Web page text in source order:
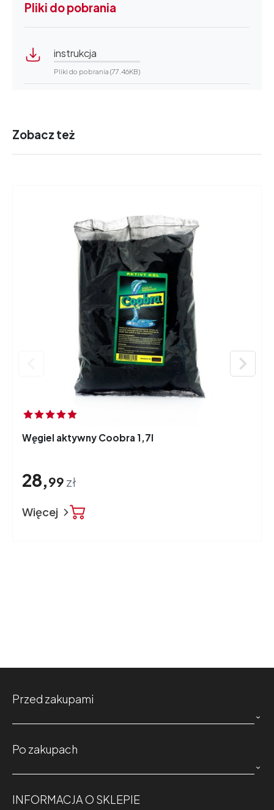
Pliki do pobrania
instrukcja
Pliki do pobrania (77.46KB)
Zobacz też
Węgiel aktywny Coobra 1,7l
28,99 zł
Więcej

Przed zakupami

Po zakupach

INFORMACJA O SKLEPIE